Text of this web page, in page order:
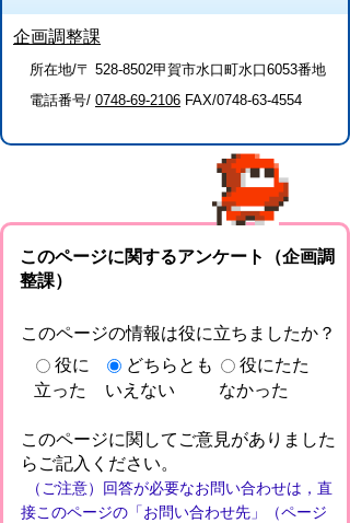
企画調整課
所在地/〒 528-8502甲賀市水口町水口6053番地
電話番号/ 0748-69-2106 FAX/0748-63-4554
このページに関するアンケート（企画調
整課）
このページの情報は役に立ちましたか？
役に
立った
どちらとも
いえない
役にたた
なかった
このページに関してご意見がありました
らご記入ください。
（ご注意）回答が必要なお問い合わせは，直
接このページの「お問い合わせ先」（ページ